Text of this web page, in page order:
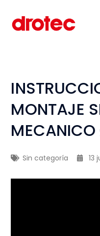
MONTAJE
Sin categoría 13